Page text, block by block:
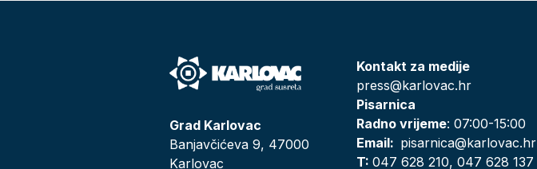
Grad Karlovac
Banjavčićeva 9, 47000
Karlovac
Kontakt za medije
press@karlovac.hr
Pisarnica
Radno vrijeme: 07:00-15:00
Email: pisarnica@karlovac.hr
T:047 628 210, 047 628 137